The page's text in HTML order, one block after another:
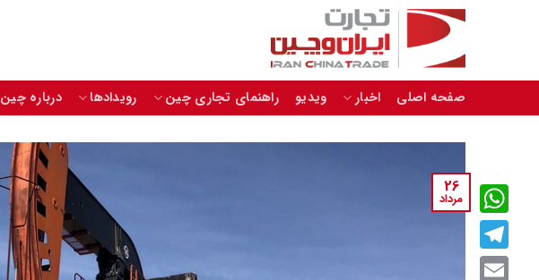
صفحه اصلی اخبار ویدیو راهنمای تجاری چین رویدادها درباره چین
26
مرداد
WhatsApp
Telegram